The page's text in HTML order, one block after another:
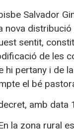
Salvador
nova
sentit,
de les
hi pertany i de
el bé
amb data
la zona rural